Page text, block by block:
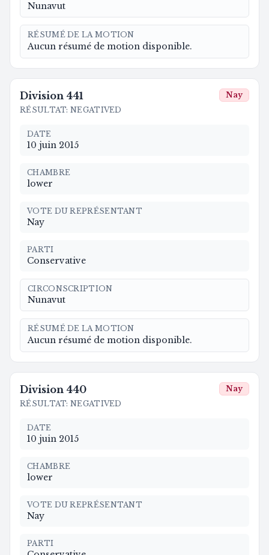
Nunavut
RÉSUMÉ DE LA MOTION
Aucun résumé de motion disponible.
Division 441
RÉSULTAT: NEGATIVED
Nay
DATE
10 juin 2015
CHAMBRE
lower
VOTE DU REPRÉSENTANT
Nay
PARTI
Conservative
CIRCONSCRIPTION
Nunavut
RÉSUMÉ DE LA MOTION
Aucun résumé de motion disponible.
Division 440
RÉSULTAT: NEGATIVED
Nay
DATE
10 juin 2015
CHAMBRE
lower
VOTE DU REPRÉSENTANT
Nay
PARTI